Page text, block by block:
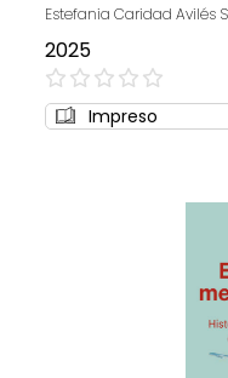
Estefania Caridad Avilés
2025
0%
Impreso